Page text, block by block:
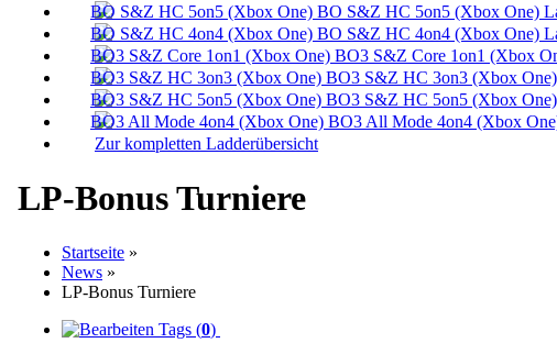
BO S&Z HC 5on5 (Xbox One)
BO S&Z HC 4on4 (Xbox One)
BO3 S&Z Core 1on1 (Xbox
BO3 S&Z HC 3on3 (Xbox
BO3 S&Z HC 5on5 (Xbox
BO3 All Mode 4on4 (Xbox
Zur kompletten Ladderübersicht
LP-Bonus Turniere
Startseite »
News »
LP-Bonus Turniere
Tags (0)